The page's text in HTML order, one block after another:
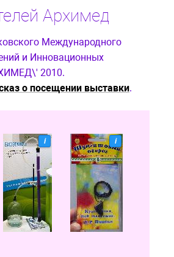
Архимед
Международного
и Инновационных
2010.
о посещении выставки.
i i